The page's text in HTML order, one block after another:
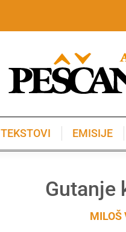
TEKSTOVI EMISIJE
Gutanje
MILOŠ